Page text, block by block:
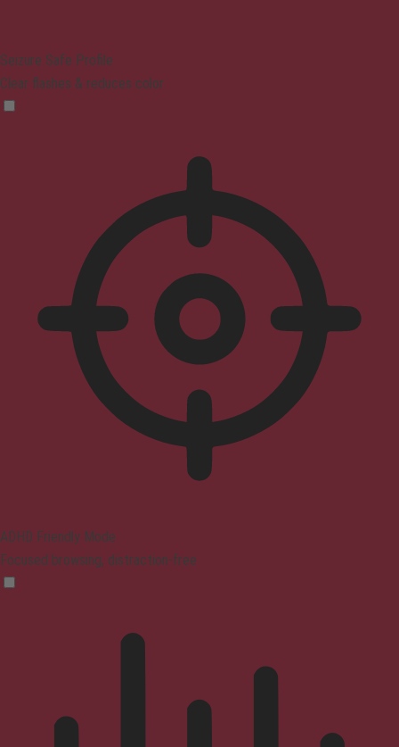
Seizure Safe Profile
Clear flashes & reduces color
ADHD Friendly Mode
Focused browsing, distraction-free